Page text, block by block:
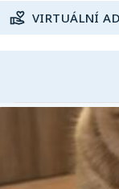
VIRTUÁLNÍ